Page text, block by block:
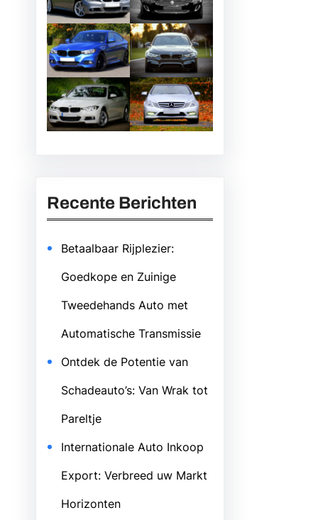
Recente Berichten
Betaalbaar Rijplezier:
Goedkope en Zuinige
Tweedehands Auto met
Automatische Transmissie
Ontdek de Potentie van
Schadeauto’s: Van Wrak tot
Pareltje
Internationale Auto Inkoop
Export: Verbreed uw Markt
Horizonten